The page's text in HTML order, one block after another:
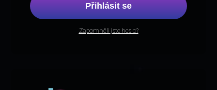
Přihlásit se
Zapomněli jste heslo?